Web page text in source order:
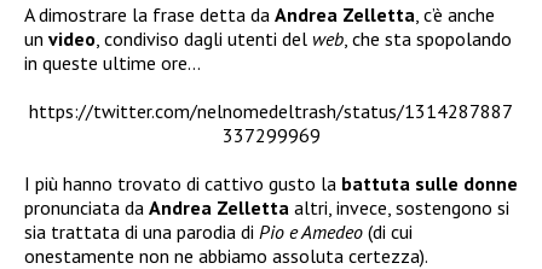
A dimostrare la frase detta da Andrea Zelletta , c’è anche
un video , condiviso dagli utenti del web , che sta spopolando
in queste ultime ore…
https://twitter.com/nelnomedeltrash/status/1314287887
337299969
I più hanno trovato di cattivo gusto la battuta sulle donne
pronunciata da Andrea Zelletta altri, invece, sostengono si
sia trattata di una parodia di Pio e Amedeo (di cui
onestamente non ne abbiamo assoluta certezza).